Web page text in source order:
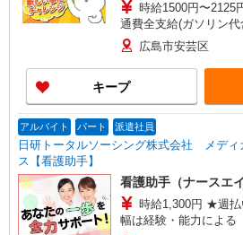
時給1500円〜
通費全支給(ガソリン代
広島市安芸区
キープ
アルバイト パート 派遣社員
日研トータルソーシング株式会社 メディ
ス【看護助手】
看護助手（ナースエイ
時給1,300円 ★週払い
幅は経験・能力による